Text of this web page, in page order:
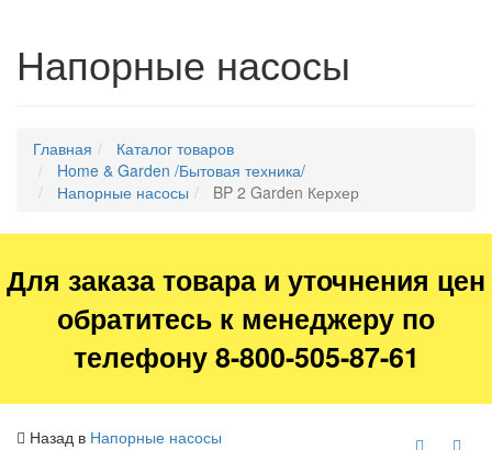
Напорные насосы
Главная
Каталог товаров
Home & Garden /Бытовая техника/
Напорные насосы
BP 2 Garden Керхер
Для заказа товара и уточнения цен
обратитесь к менеджеру по
телефону 8-800-505-87-61
Назад в Напорные насосы